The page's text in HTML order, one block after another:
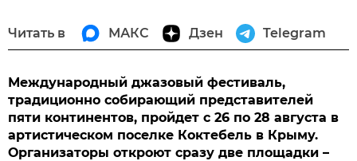
Читать в МАКС Дзен Telegram
Международный джазовый фестиваль,
традиционно собирающий представителей
пяти континентов, пройдет с 26 по 28 августа в
артистическом поселке Коктебель в Крыму.
Организаторы откроют сразу две площадки –